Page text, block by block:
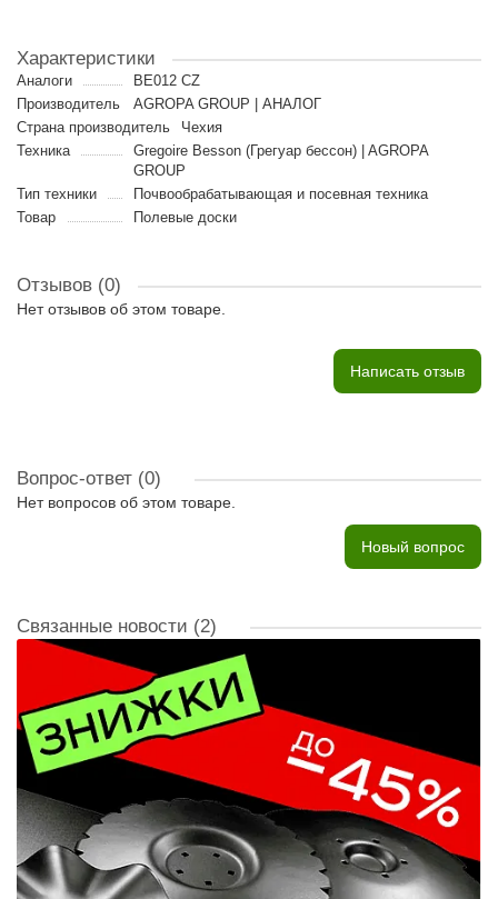
Характеристики
Аналоги
BE012 CZ
Производитель
AGROPA GROUP | АНАЛОГ
Страна производитель
Чехия
Техника
Gregoire Besson (Грегуар бессон) | AGROPA
GROUP
Тип техники
Почвообрабатывающая и посевная техника
Товар
Полевые доски
Отзывов (0)
Нет отзывов об этом товаре.
Написать отзыв
Вопрос-ответ (0)
Нет вопросов об этом товаре.
Новый вопрос
Связанные новости (2)